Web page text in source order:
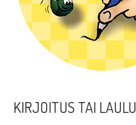
KIRJOITUS TAI LAULU